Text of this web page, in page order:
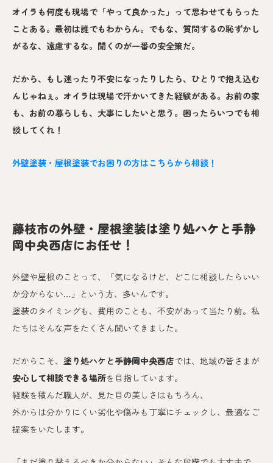
オイラも何度も現場で「やって良かった」って思わせてもらった
ことある。最初は誰でもわからん。でもな、質問するの恥ずかし
がるな、遠慮するな。聞くのが一番の安全策だ。
だから、もし迷ったり不安になったりしたら、ひとりで抱え込む
んじゃねぇ。オイラは現場で汗かいてきた経験がある。お前の家
も、お前の暮らしも、大事にしたいと思う。困ったらいつでも相
談してくれ！
外壁塗装・屋根塗装でお困りの方はこちらから相談！
藤枝市の外壁・屋根塗装は塗り処ハケと手静
岡中央西店にお任せ！
外壁や屋根のことって、「気になるけど、どこに相談したらいい
か分からない…」という方、多いんです。
塗装のタイミングも、費用のことも、不安があって当たり前。私
たちはそんな声をたくさん聞いてきました。
だからこそ、 塗り処ハケと手静岡中央西店では、地域の皆さまが
安心して相談できる場所を目指しています。
経験を積んだ職人が、見た目の美しさはもちろん、
外からは分かりにくい劣化や傷みも丁寧にチェックし、最適なご
提案をいたします。